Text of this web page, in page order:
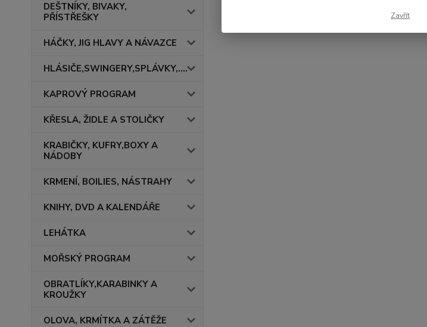
DEŠTNÍKY, BIVAKY,
PŘÍSTŘEŠKY
HÁČKY, JIG HLAVY A NÁVAZCE
HLÁSIČE,SWINGERY,SPLÁVKY,....
KAPROVÝ PROGRAM
KŘESLA, ŽIDLE A STOLIČKY
KRABIČKY, KUFRY,BOXY A
NÁDOBY
KRMENÍ, BOILIES, NÁSTRAHY
KNIHY, DVD A KALENDÁŘE
LEHÁTKA
MOŘSKÝ PROGRAM
OBRATLÍKY,KARABINKY A
KROUŽKY
OLOVA, KRMÍTKA A ZÁTĚŽE
Zavřít